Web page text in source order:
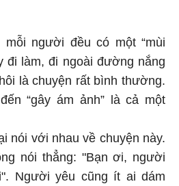
mỗi người đều có một “mùi
đi làm, đi ngoài đường nắng
là chuyện rất bình thường.
“gây ám ảnh” là cả một
nói với nhau về chuyện này.
nói thẳng: "Bạn ơi, người
Người yêu cũng ít ai dám